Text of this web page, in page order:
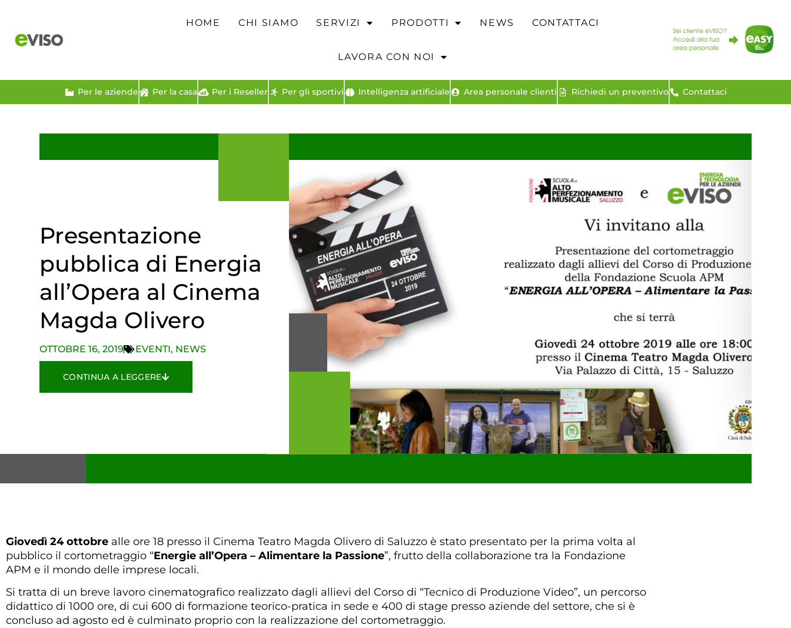
HOME CHI SIAMO SERVIZI PRODOTTI NEWS CONTATTACI
LAVORA CON NOI
Per le aziende Per la casa Per i Reseller Per gli sportivi Intelligenza artificiale Area personale clienti Richiedi un preventivo Contattaci
Presentazione
pubblica di Energia
all’Opera al Cinema
Magda Olivero
OTTOBRE 16, 2019 EVENTI, NEWS
CONTINUA A LEGGERE
Giovedì 24 ottobre alle ore 18 presso il Cinema Teatro Magda Olivero di Saluzzo è stato presentato per la prima volta al
pubblico il cortometraggio “Energie all’Opera – Alimentare la Passione”, frutto della collaborazione tra la Fondazione
APM e il mondo delle imprese locali.
Si tratta di un breve lavoro cinematografico realizzato dagli allievi del Corso di “Tecnico di Produzione Video”, un percorso
didattico di 1000 ore, di cui 600 di formazione teorico-pratica in sede e 400 di stage presso aziende del settore, che si è
concluso ad agosto ed è culminato proprio con la realizzazione del cortometraggio.